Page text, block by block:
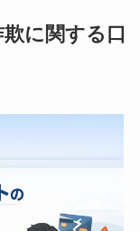
に関する口